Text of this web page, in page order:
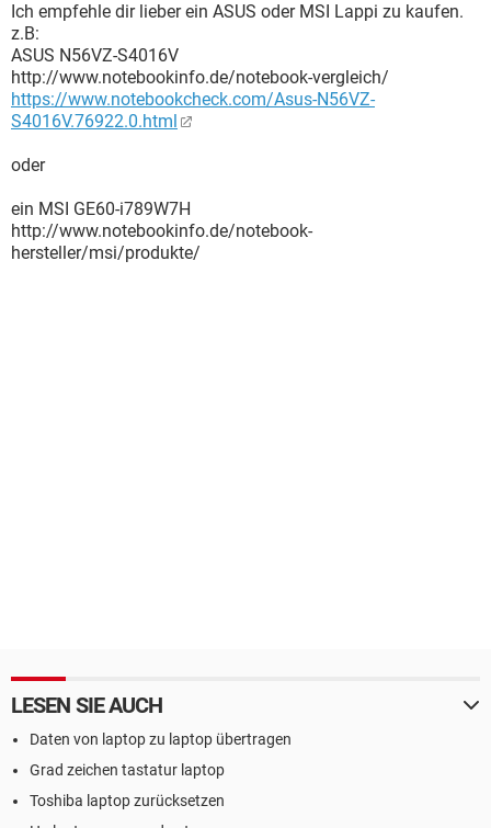
Ich empfehle dir lieber ein ASUS oder MSI Lappi zu kaufen.
z.B:
ASUS N56VZ-S4016V
http://www.notebookinfo.de/notebook-vergleich/
https://www.notebookcheck.com/Asus-N56VZ-
S4016V.76922.0.html
oder
ein MSI GE60-i789W7H
http://www.notebookinfo.de/notebook-
hersteller/msi/produkte/
LESEN SIE AUCH
Daten von laptop zu laptop übertragen
Grad zeichen tastatur laptop
Toshiba laptop zurücksetzen